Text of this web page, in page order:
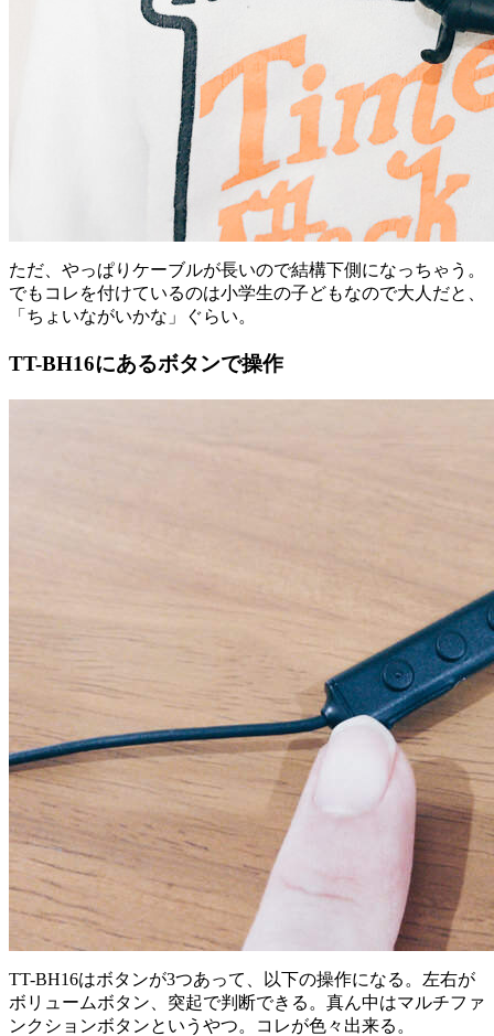
ただ、やっぱりケーブルが長いので結構下側になっちゃう。
でもコレを付けているのは小学生の子どもなので大人だと、
「ちょいながいかな」ぐらい。
TT-BH16にあるボタンで操作
TT-BH16はボタンが3つあって、以下の操作になる。左右が
ボリュームボタン、突起で判断できる。真ん中はマルチファ
ンクションボタンというやつ。コレが色々出来る。